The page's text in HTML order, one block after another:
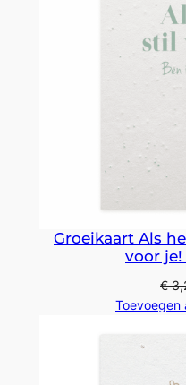
Groeikaart Als
voor
€
Toevoegen